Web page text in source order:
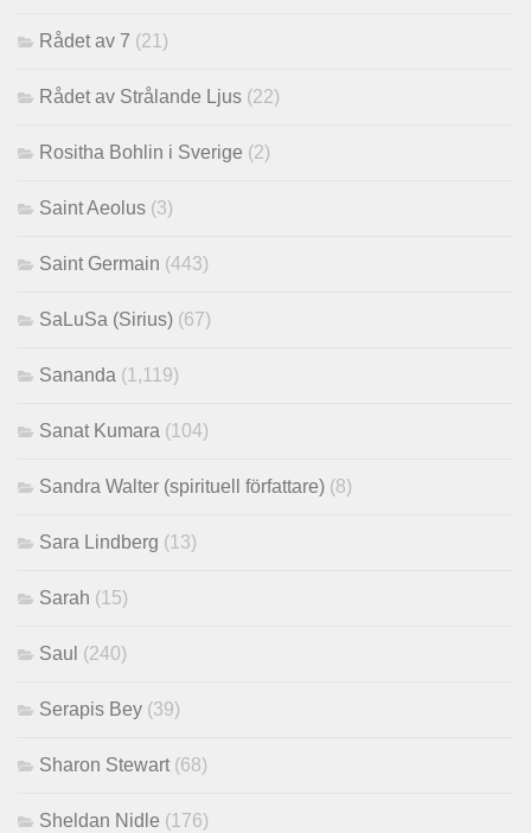
Rådet av 7 (21)
Rådet av Strålande Ljus (22)
Rositha Bohlin i Sverige (2)
Saint Aeolus (3)
Saint Germain (443)
SaLuSa (Sirius) (67)
Sananda (1,119)
Sanat Kumara (104)
Sandra Walter (spirituell författare) (8)
Sara Lindberg (13)
Sarah (15)
Saul (240)
Serapis Bey (39)
Sharon Stewart (68)
Sheldan Nidle (176)